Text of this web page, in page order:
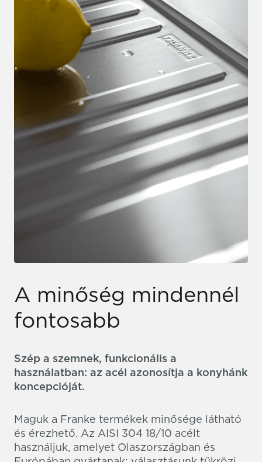
A minőség mindennél
fontosabb
Szép a szemnek, funkcionális a
használatban: az acél azonosítja a konyhánk
koncepcióját.
Maguk a Franke termékek minősége látható
és érezhető. Az AISI 304 18/10 acélt
használjuk, amelyet Olaszországban és